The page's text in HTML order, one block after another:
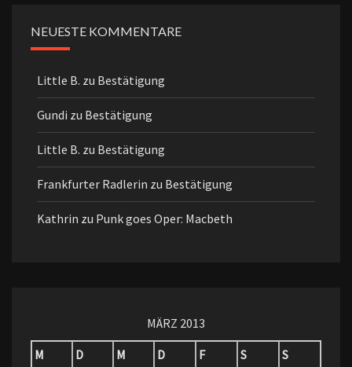
NEUESTE KOMMENTARE
Little B. zu Bestätigung
Gundi zu Bestätigung
Little B. zu Bestätigung
Frankfurter Radlerin zu Bestätigung
Kathrin zu Punk goes Oper: Macbeth
MÄRZ 2013
M
D M D F S
S